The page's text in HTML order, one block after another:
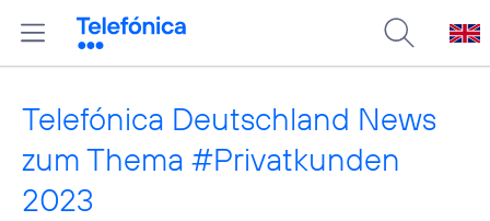
Telefónica Deutschland News
zum Thema #Privatkunden
2023